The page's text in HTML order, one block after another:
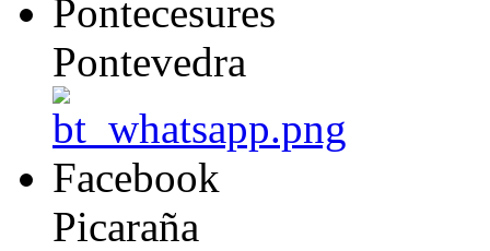
Pontecesures
Pontevedra
Facebook
Picaraña